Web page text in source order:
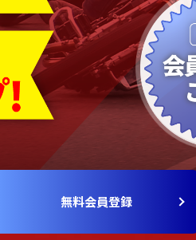
無料会員登録